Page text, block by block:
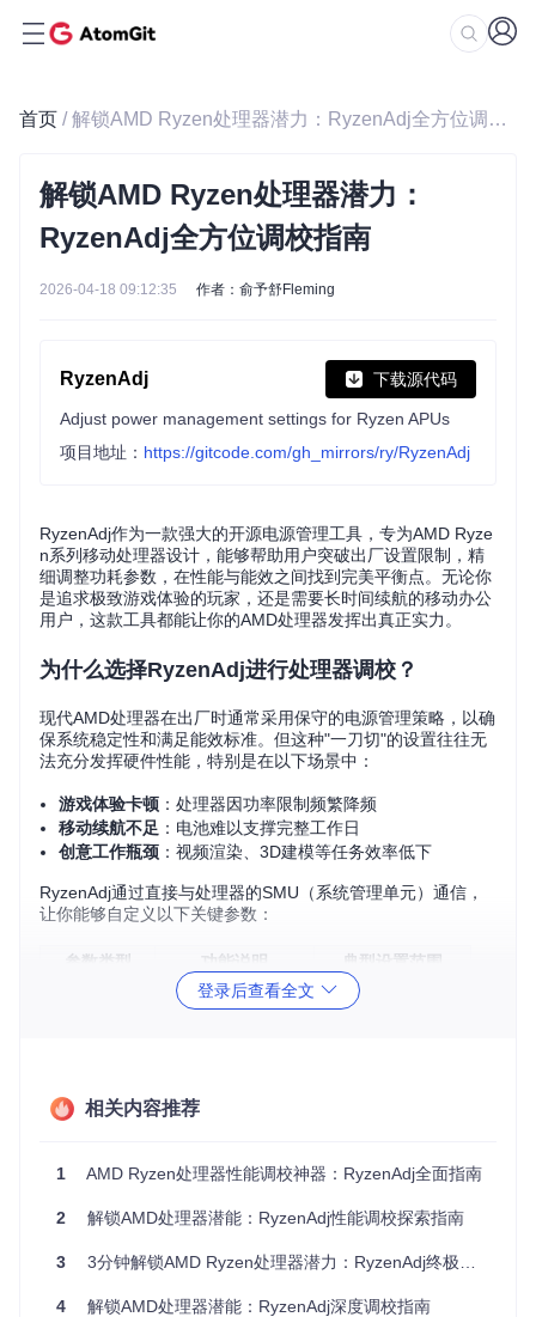
首页 / 解锁AMD Ryzen处理器潜力：RyzenAdj全方位调校指南
解锁AMD Ryzen处理器潜力：
RyzenAdj全方位调校指南
2026-04-18 09:12:35 作者：俞予舒Fleming
RyzenAdj 下载源代码
Adjust power management settings for Ryzen APUs
项目地址： https://gitcode.com/gh_mirrors/ry/RyzenAdj
RyzenAdj作为一款强大的开源电源管理工具，专为AMD Ryze
n系列移动处理器设计，能够帮助用户突破出厂设置限制，精
细调整功耗参数，在性能与能效之间找到完美平衡点。无论你
是追求极致游戏体验的玩家，还是需要长时间续航的移动办公
用户，这款工具都能让你的AMD处理器发挥出真正实力。
为什么选择RyzenAdj进行处理器调校？
现代AMD处理器在出厂时通常采用保守的电源管理策略，以确
保系统稳定性和满足能效标准。但这种"一刀切"的设置往往无
法充分发挥硬件性能，特别是在以下场景中：
游戏体验卡顿 ：处理器因功率限制频繁降频
移动续航不足 ：电池难以支撑完整工作日
创意工作瓶颈 ：视频渲染、3D建模等任务效率低下
RyzenAdj通过直接与处理器的SMU（系统管理单元）通信，
让你能够自定义以下关键参数：
参数类型 功能说明
典型设置范围
持续平均功率管理
45000-65000mW
节能模式
隐藏的省电功能
cd
cmake -DCMAKE_BUILD_TYPE=Release ..
登录后查看全文
相关内容推荐
1 AMD Ryzen处理器性能调校神器：RyzenAdj全面指南
2 解锁AMD处理器潜能：RyzenAdj性能调校探索指南
3 3分钟解锁AMD Ryzen处理器潜力：RyzenAdj终极优化指南
4 解锁AMD处理器潜能：RyzenAdj深度调校指南